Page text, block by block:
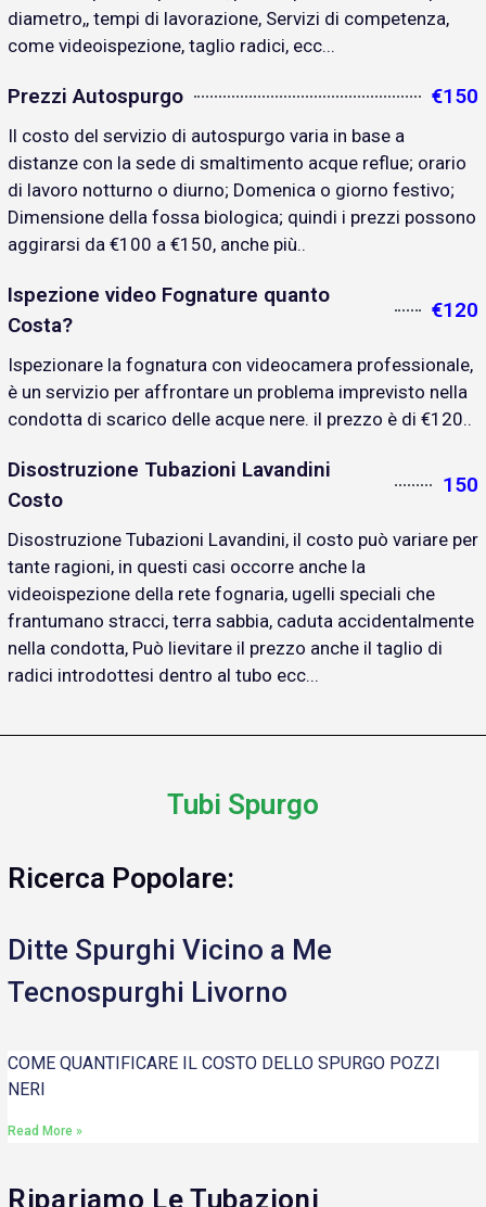
diametro,, tempi di lavorazione, Servizi di competenza,
come videoispezione, taglio radici, ecc...
Prezzi Autospurgo €150
Il costo del servizio di autospurgo varia in base a
distanze con la sede di smaltimento acque reflue; orario
di lavoro notturno o diurno; Domenica o giorno festivo;
Dimensione della fossa biologica; quindi i prezzi possono
aggirarsi da €100 a €150, anche più..
Ispezione video Fognature quanto
Costa?
€120
Ispezionare la fognatura con videocamera professionale,
è un servizio per affrontare un problema imprevisto nella
condotta di scarico delle acque nere. il prezzo è di €120..
Disostruzione Tubazioni Lavandini
Costo
150
Disostruzione Tubazioni Lavandini, il costo può variare per
tante ragioni, in questi casi occorre anche la
videoispezione della rete fognaria, ugelli speciali che
frantumano stracci, terra sabbia, caduta accidentalmente
nella condotta, Può lievitare il prezzo anche il taglio di
radici introdottesi dentro al tubo ecc...
Tubi Spurgo
Ricerca Popolare:
Ditte Spurghi Vicino a Me
Tecnospurghi Livorno
COME QUANTIFICARE IL COSTO DELLO SPURGO POZZI
NERI
Read More »
Ripariamo Le Tubazioni